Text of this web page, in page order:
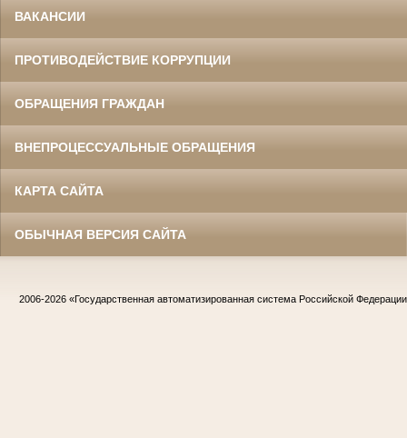
ВАКАНСИИ
ПРОТИВОДЕЙСТВИЕ КОРРУПЦИИ
ОБРАЩЕНИЯ ГРАЖДАН
ВНЕПРОЦЕССУАЛЬНЫЕ ОБРАЩЕНИЯ
КАРТА САЙТА
ОБЫЧНАЯ ВЕРСИЯ САЙТА
2006-2026 «Государственная автоматизированная система Российской